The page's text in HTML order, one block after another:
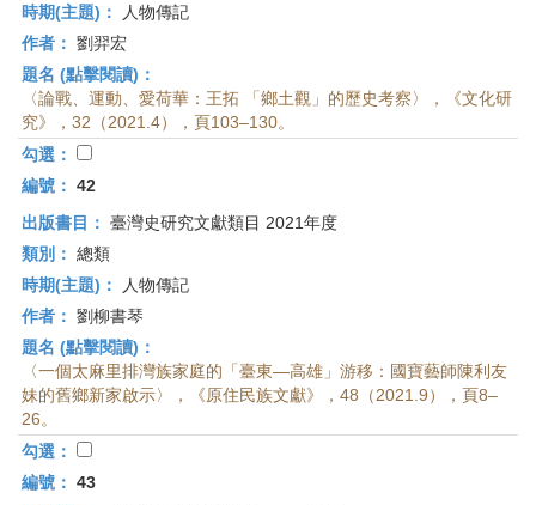
時期(主題)：
人物傳記
作者： 劉羿宏
題名 (點擊閱讀)：
〈論戰、運動、愛荷華：王拓 「鄉土觀」的歷史考察〉，《文化研
究》，32（2021.4），頁103–130。
勾選：
編號： 42
出版書目： 臺灣史研究文獻類目 2021年度
類別： 總類
時期(主題)：
人物傳記
作者： 劉柳書琴
題名 (點擊閱讀)：
〈一個太麻里排灣族家庭的「臺東—高雄」游移：國寶藝師陳利友
妹的舊鄉新家啟示〉，《原住民族文獻》，48（2021.9），頁8–
26。
勾選：
編號： 43